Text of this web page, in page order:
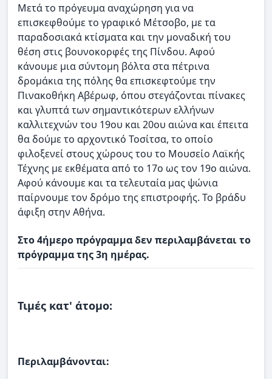
Μετά το πρόγευμα αναχώρηση για να
επισκεφθούμε το γραφικό Μέτσοβο, με τα
παραδοσιακά κτίσματα και την μοναδική του
θέση στις βουνοκορφές της Πίνδου. Αφού
κάνουμε μια σύντομη βόλτα στα πέτρινα
δρομάκια της πόλης θα επισκεφτούμε την
Πινακοθήκη Αβέρωφ, όπου στεγάζονται πίνακες
και γλυπτά των σημαντικότερων ελλήνων
καλλιτεχνών του 19ου και 20ου αιώνα και έπειτα
θα δούμε το αρχοντικό Τοσίτσα, το οποίο
φιλοξενεί στους χώρους του το Μουσείο Λαϊκής
Τέχνης με εκθέματα από το 17ο ως τον 19ο αιώνα.
Aφού κάνουμε και τα τελευταία μας ψώνια
παίρνουμε τον δρόμο της επιστροφής. Το βράδυ
άφιξη στην Αθήνα.
Στο 4ήμερο πρόγραμμα δεν περιλαμβάνεται το
πρόγραμμα της 3η ημέρας.
Τιμές κατ' άτομο:
Περιλαμβάνονται: